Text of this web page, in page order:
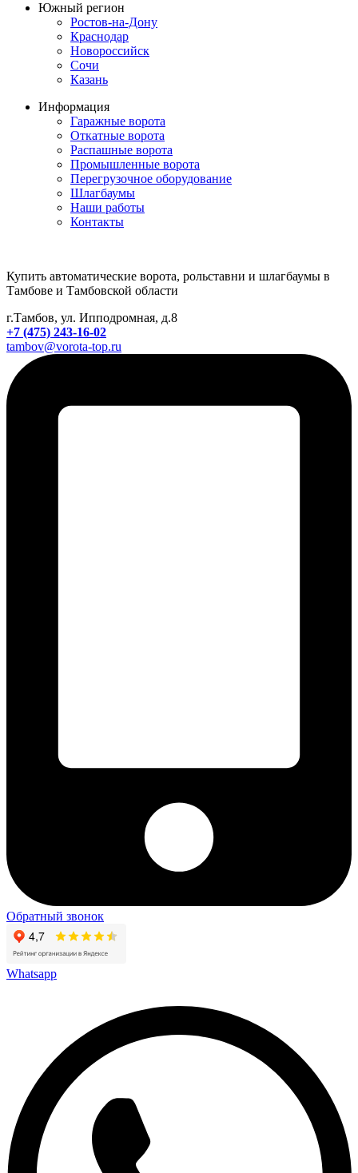
Южный регион
Ростов-на-Дону
Краснодар
Новороссийск
Сочи
Казань
Информация
Гаражные ворота
Откатные ворота
Распашные ворота
Промышленные ворота
Перегрузочное оборудование
Шлагбаумы
Наши работы
Контакты
Купить автоматические ворота, рольставни и шлагбаумы в
Тамбове и Тамбовской области
г.Тамбов, ул. Ипподромная, д.8
+7 (475) 243-16-02
tambov@vorota-top.ru
Обратный звонок
Whatsapp